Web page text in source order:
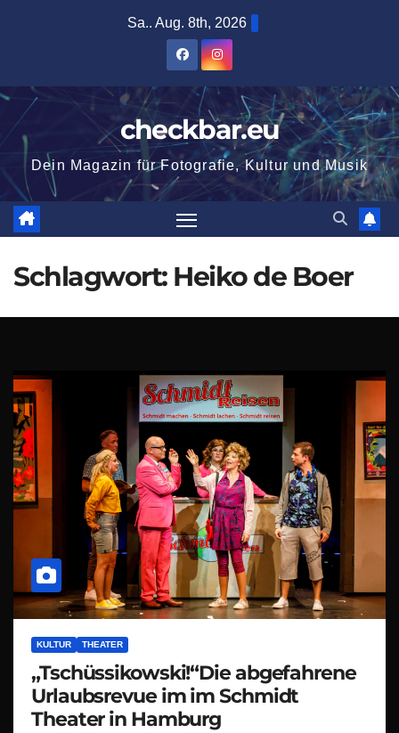
Sa.. Aug. 8th, 2026
checkbar.eu
Dein Magazin für Fotografie, Kultur und Musik
Schlagwort: Heiko de Boer
KULTUR THEATER
„Tschüssikowski!“Die abgefahrene
Urlaubsrevue im im Schmidt
Theater in Hamburg